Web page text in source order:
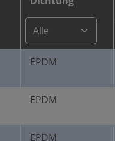
EPDM
EPDM
EPDM